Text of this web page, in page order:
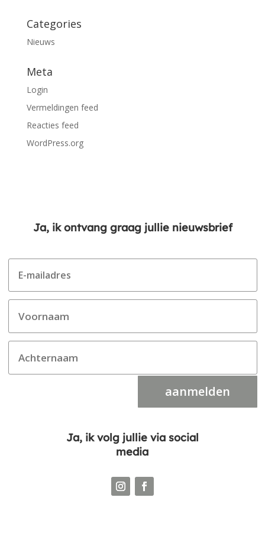
Categories
Nieuws
Meta
Login
Vermeldingen feed
Reacties feed
WordPress.org
Ja, ik ontvang graag jullie nieuwsbrief
aanmelden
Ja, ik volg jullie via social
media